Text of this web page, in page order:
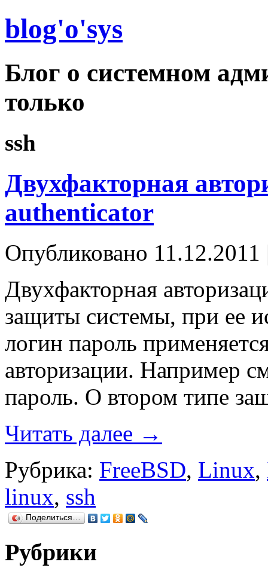
blog'o'sys
Блог о системном
только
ssh
Двухфакторная
authenticator
Опубликовано 11.12.2011
Двухфакторная
защиты системы, при ее
логин пароль
авторизации. Например
пароль. О втором типе
Читать далее →
Рубрика: FreeBSD, Linux,
linux, ssh
Поделиться…
Рубрики